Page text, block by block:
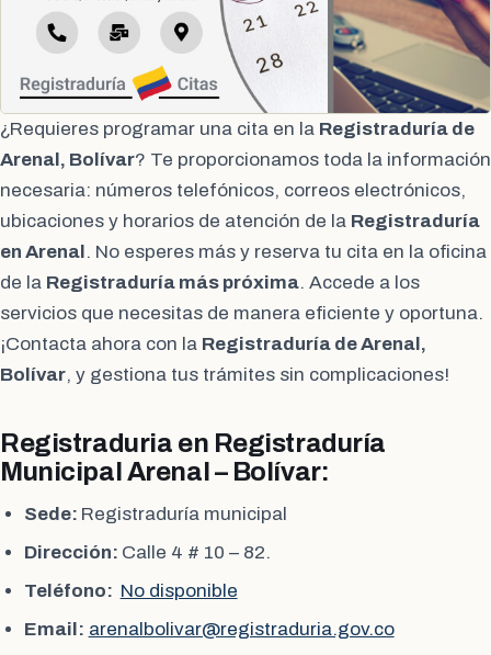
¿Requieres programar una cita en la Registraduría de
Arenal, Bolívar? Te proporcionamos toda la información
necesaria: números telefónicos, correos electrónicos,
ubicaciones y horarios de atención de la Registraduría
en Arenal. No esperes más y reserva tu cita en la oficina
de la Registraduría más próxima. Accede a los
servicios que necesitas de manera eficiente y oportuna.
¡Contacta ahora con la Registraduría de Arenal,
Bolívar, y gestiona tus trámites sin complicaciones!
Registraduria en Registraduría
Municipal Arenal – Bolívar:
Sede: Registraduría municipal
Dirección: Calle 4 # 10 – 82.
Teléfono: No disponible
Email: arenalbolivar@registraduria.gov.co